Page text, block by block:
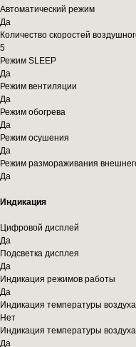
Автоматический режим
Да
Количество скоростей
5
Режим SLEEP
Да
Режим вентиляции
Да
Режим обогрева
Да
Режим осушения
Да
Режим размораживания
Да
Индикация
Цифровой дисплей
Да
Подсветка дисплея
Да
Индикация режимов работы
Да
Индикация температуры
Нет
Индикация температуры
Да